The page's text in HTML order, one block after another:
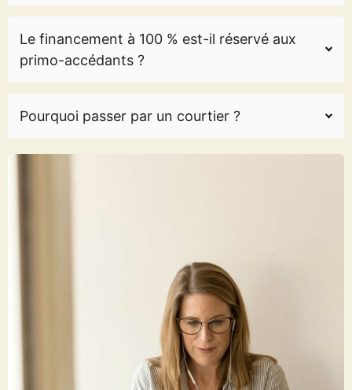
Le financement à 100 % est-il réservé aux
primo-accédants ?
Pourquoi passer par un courtier ?